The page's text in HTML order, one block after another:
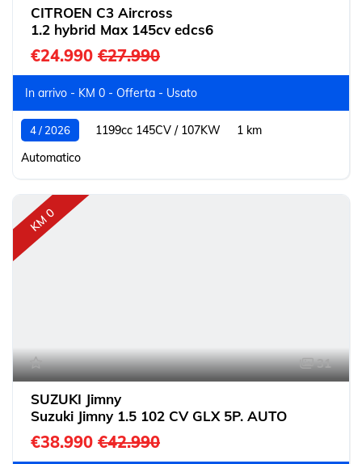
CITROEN C3 Aircross
1.2 hybrid Max 145cv edcs6
€24.990 €27.990
In arrivo - KM 0 - Offerta - Usato
4 / 2026 1199cc 145CV / 107KW
1 km
Automatico
KM 0
31
SUZUKI Jimny
Suzuki Jimny 1.5 102 CV GLX 5P. AUTO
€38.990 €42.990